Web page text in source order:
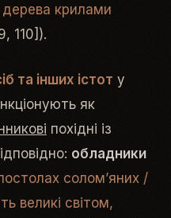
крилами
110]).
та інших істот у
як
похідні із
обладники
солом’яних /
великі світом,